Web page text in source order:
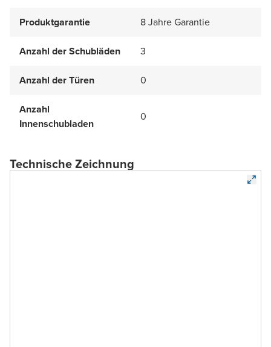
Produktgarantie 8 Jahre Garantie
Anzahl der Schubläden 3
Anzahl der Türen 0
Anzahl
Innenschubladen
0
Technische Zeichnung